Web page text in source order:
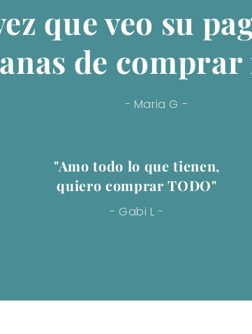
que veo su
de comprar
- Maria G -
"Amo todo lo que tienen,
quiero comprar TODO"
- Gabi L -